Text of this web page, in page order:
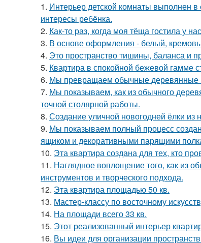
1. Интерьер детской комнаты выполнен
интересы ребёнка.
2. Как-то раз, когда моя тёща гостила у
3. В основе оформления - белый,
4. Это пространство тишины, баланса и
5. Квартира в спокойной бежевой гамме
6. Мы превращаем обычные деревянные
7. Мы показываем, как из обычного
точной столярной работы.
8. Создание уличной новогодней ёлки из
9. Мы показываем полный процесс
ящиком и декоративными парящими
10. Эта квартира создана для тех, кто
11. Наглядное воплощение того, как из
инструментов и творческого подхода.
12. Эта квартира площадью 50 кв.
13. Мастер-классу по восточному
14. На площади всего 33 кв.
15. Этот реализованный интерьер
16. Вы идеи для организации